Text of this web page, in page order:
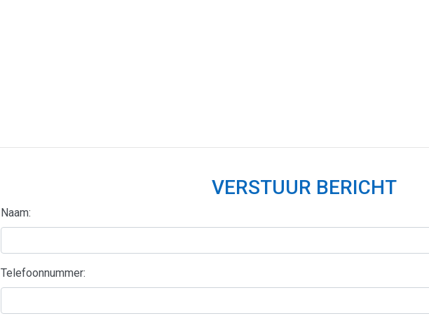
VERSTUUR BERICHT
Naam:
Telefoonnummer: